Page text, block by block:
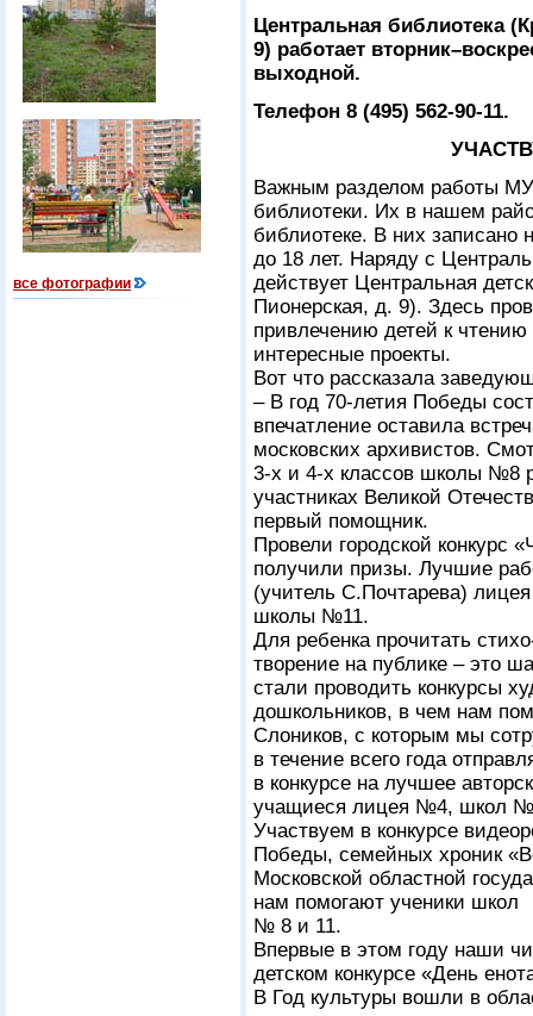
все фотографии
Центральная библиотека
9) работает
выходной.
Телефон 8 (495) 562-90-11.
Важным разделом работы
библиотеки. Их в нашем
библиотеке. В них записано
до 18 лет. Наряду с
действует Центральная
Пионерская, д. 9). Здесь
привлечению детей к
интересные проекты.
Вот что рассказала
– В год 70-летия Победы
впечатление оставила
московских архивистов.
3-х и 4-х классов школы №8
участниках Великой
первый помощник.
Провели городской конкурс
получили призы. Лучшие
(учитель С.Почтарева)
школы №11.
Для ребенка прочитать
творение на публике – это
стали проводить конкурсы
дошкольников, в чем нам
Слоников, с которым мы
в течение всего года
в конкурсе на лучшее
учащиеся лицея №4, школ №
Участвуем в конкурсе
Победы, семейных хроник
Московской областной
нам помогают ученики школ
№ 8 и 11.
Впервые в этом году наши
детском конкурсе «День
В Год культуры вошли в